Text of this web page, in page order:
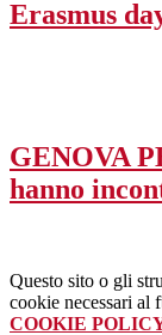
Erasmus
GENOVA
hanno
Questo sito o gli
cookie necessari al
COOKIE